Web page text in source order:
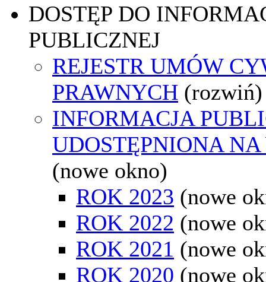
DOSTĘP DO
PUBLICZNEJ
REJESTR UMÓW
PRAWNYCH (rozwiń)
INFORMACJA
UDOSTĘPNIONA
(nowe okno)
ROK 2023 (nowe
ROK 2022 (nowe
ROK 2021 (nowe
ROK 2020 (nowe